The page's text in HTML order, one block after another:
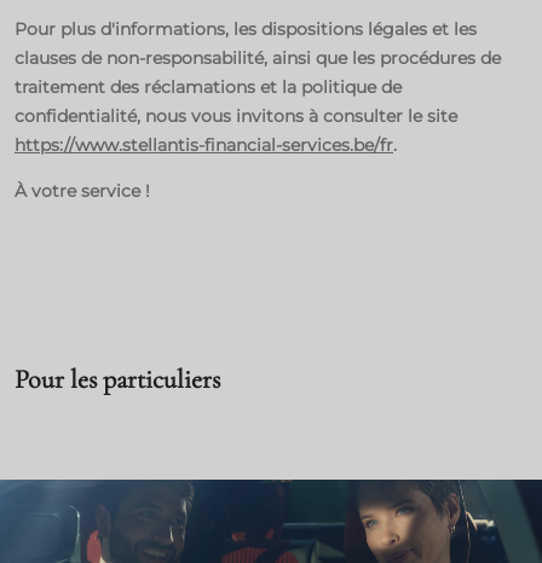
Services, votre
Pour plus d'informations, les dispositions légales et les
clauses de non-responsabilité, ainsi que les procédures de
traitement des réclamations et la politique de
confidentialité, nous vous invitons à consulter le site
https://www.stellantis-financial-services.be/fr.
À votre service !
Pour les particuliers